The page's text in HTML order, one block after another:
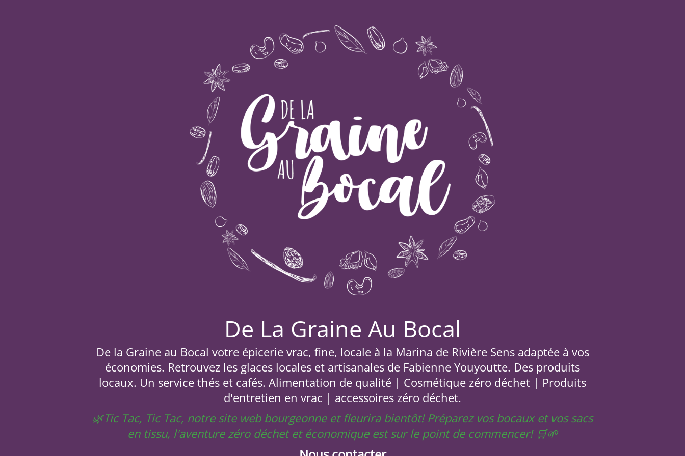
De La Graine Au Bocal
De la Graine au Bocal votre épicerie vrac, fine, locale à la Marina de Rivière Sens adaptée à vos
économies. Retrouvez les glaces locales et artisanales de Fabienne Youyoutte. Des produits
locaux. Un service thés et cafés. Alimentation de qualité | Cosmétique zéro déchet | Produits
d'entretien en vrac | accessoires zéro déchet.
🌿Tic Tac, Tic Tac, notre site web bourgeonne et fleurira bientôt! Préparez vos bocaux et vos sacs
en tissu, l'aventure zéro déchet et économique est sur le point de commencer! 🛒🌱